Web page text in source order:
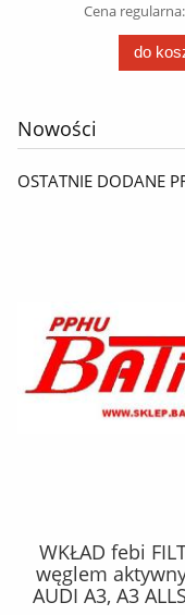
Cena
do
Nowości
OSTATNIE DODANE
PODUSZKA
CITROEN C2, C2
C3 II, C3